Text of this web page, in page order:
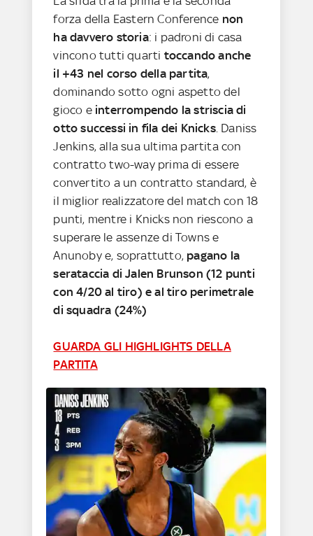
forza della Eastern Conference non
ha davvero storia: i padroni di casa
vincono tutti quarti toccando anche
il +43 nel corso della partita,
dominando sotto ogni aspetto del
gioco e interrompendo la striscia di
otto successi in fila dei Knicks. Daniss
Jenkins, alla sua ultima partita con
contratto two-way prima di essere
convertito a un contratto standard, è
il miglior realizzatore del match con 18
punti, mentre i Knicks non riescono a
superare le assenze di Towns e
Anunoby e, soprattutto, pagano la
serataccia di Jalen Brunson (12 punti
con 4/20 al tiro) e al tiro perimetrale
di squadra (24%)
GUARDA GLI HIGHLIGHTS DELLA
PARTITA